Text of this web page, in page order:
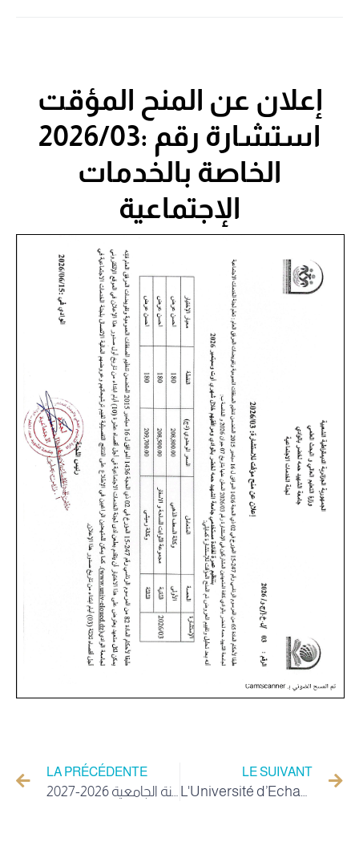
إعلان عن المنح المؤقت
استشارة رقم :2026/03
الخاصة بالخدمات
الإجتماعية
LA PRÉCÉDENTE
إعلان عن منحة بالفيتنام لسنة الجامعية 2026-2027
LE SUIVANT
L'Université d’Echahid Hamma Lakhdar d'El-oued célèbre la remise des diplômes d'un groupe d'étudiants « aux besoins spéciaux » avec mention : le Recteur supervise personnellement la soutenance de l'étudiant innovateur «Youcef TAMER»